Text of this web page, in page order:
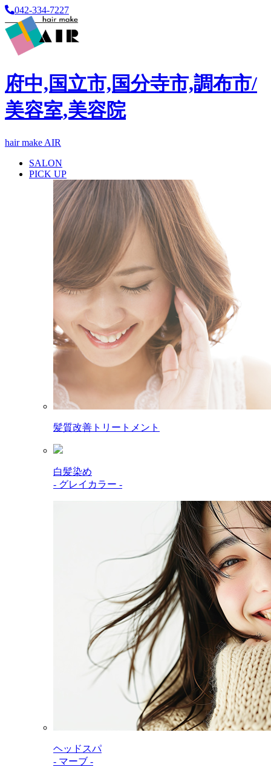
042-334-7227
府中,国立市,国分寺市,調布市/
美容室,美容院
hair make AIR
SALON
PICK UP
髪質改善トリートメント
白髪染め
- グレイカラー -
ヘッドスパ
- マーブ -